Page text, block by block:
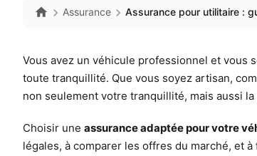
Assurance Assurance pour utilitaire :
Vous avez un véhicule professionnel et
toute tranquillité. Que vous soyez artisan,
non seulement votre tranquillité, mais aussi
Choisir une assurance adaptée pour votre
légales, à comparer les offres du marché, et